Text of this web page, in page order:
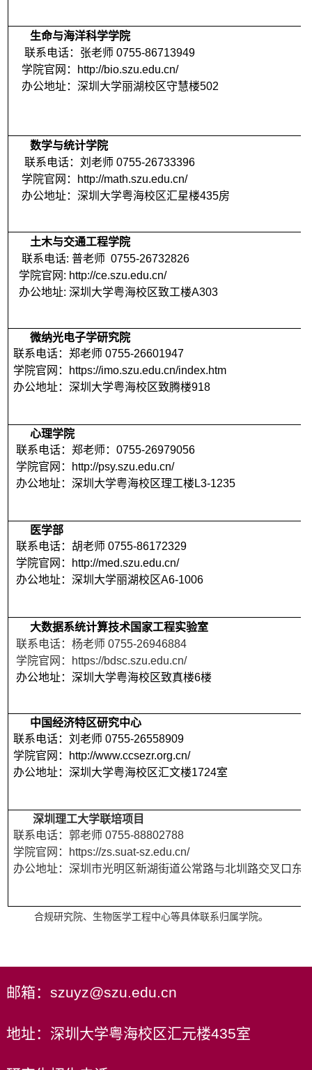
生命与海洋科学学院
联系电话：张老师 0755-86713949
学院官网：http://bio.szu.edu.cn/
办公地址：深圳大学丽湖校区守慧楼502
数学与统计学院
联系电话：刘老师 0755-26733396
学院官网：http://math.szu.edu.cn/
办公地址：深圳大学粤海校区汇星楼435房
土木与交通工程学院
联系电话: 普老师 0755-26732826
学院官网: http://ce.szu.edu.cn/
办公地址: 深圳大学粤海校区致工楼A303
微纳光电子学研究院
联系电话：郑老师 0755-26601947
学院官网：https://imo.szu.edu.cn/index.htm
办公地址：深圳大学粤海校区致腾楼918
心理学院
联系电话：郑老师：0755-26979056
学院官网：http://psy.szu.edu.cn/
办公地址：深圳大学粤海校区理工楼L3-1235
医学部
联系电话：胡老师 0755-86172329
学院官网：http://med.szu.edu.cn/
办公地址：深圳大学丽湖校区A6-1006
大数据系统计算技术国家工程实验室
联系电话：杨老师 0755-26946884
学院官网：https://bdsc.szu.edu.cn/
办公地址：深圳大学粤海校区致真楼6楼
中国经济特区研究中心
联系电话：刘老师 0755-26558909
学院官网：http://www.ccsezr.org.cn/
办公地址：深圳大学粤海校区汇文楼1724室
深圳理工大学联培项目
联系电话：郭老师 0755-88802788
学院官网：https://zs.suat-sz.edu.cn/
办公地址： 深圳市光明区新湖街道公常路与北圳路交叉口东
合规研究院、生物医学工程中心等具体联系归属学院。
邮箱：szuyz@szu.edu.cn
地址：深圳大学粤海校区汇元楼435室